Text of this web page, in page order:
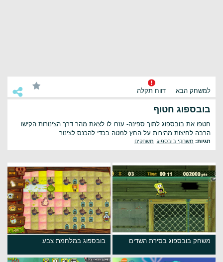
למשחק הבא דווח תקלה
בובספוג חטוף
חטפו את בובספוג לתוך ספינה- עזרו לו לצאת מהר דרך הצינורות הקישו
הרבה לחיצות מהירות על החץ למטה בכדי להכנס לצינור
תגיות: משחקי בובספוג משחקים
משחק בובספוג בסירת השדים בובספוג במלחמת צבע